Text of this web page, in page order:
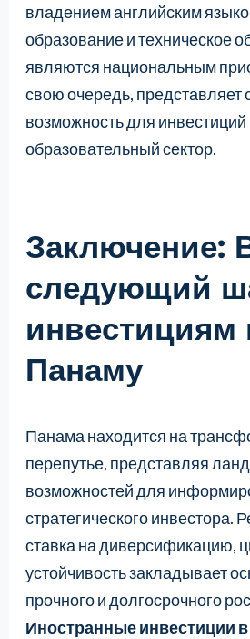
владением английским
образование и техническое
являются национальным
свою очередь, представляет
возможность для инвестиций
образовательный сектор.
Заключение:
следующий
инвестициям
Панаму
Панама находится на
перепутье, представляя
возможностей для
стратегического инвестора.
ставка на диверсификацию,
устойчивость закладывает
прочного и долгосрочного
Иностранные инвестиции